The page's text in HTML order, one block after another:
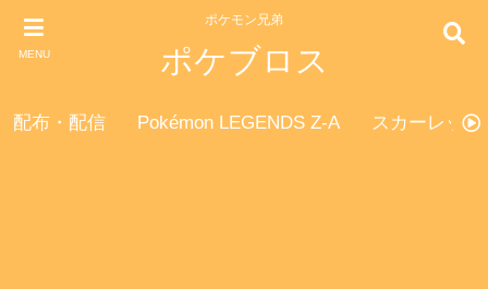
MENU
ポケモン兄弟
ポケブロス
配布・配信 Pokémon LEGENDS Z-A スカーレッ